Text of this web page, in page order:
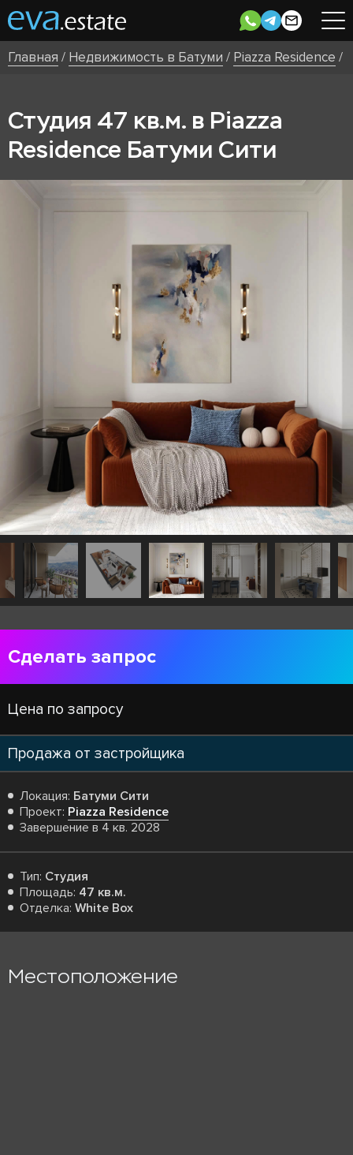
Главная / Недвижимость в Батуми / Piazza Residence /
Студия 47 кв.м. в Piazza
Residence Батуми Сити
Сделать запрос
Цена по запросу
Продажа от застройщика
Локация: Батуми Сити
Проект: Piazza Residence
Завершение в 4 кв. 2028
Тип: Студия
Площадь: 47 кв.м.
Отделка: White Box
Местоположение